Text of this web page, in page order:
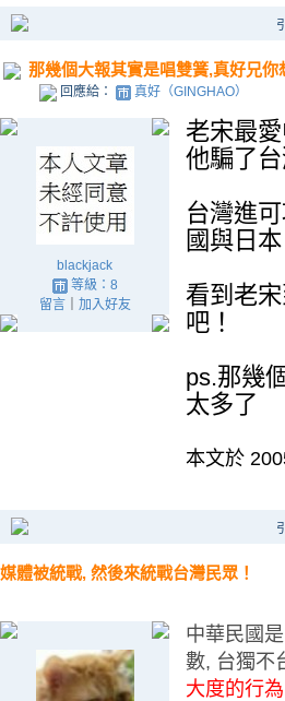
那幾個大報其實是唱雙簧,真好兄你
回應給： 真好（GINGHAO）
blackjack
等級：8
留言｜ 加入好友
老宋最
他騙了
台灣進
國與日
看到老
吧！
ps.那幾
太多了
本文於
媒體被統戰, 然後來統戰台灣民眾！
中華民國
數, 台獨不
大度的行